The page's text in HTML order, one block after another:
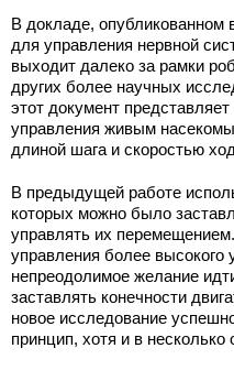
В докладе, опубликованном
для управления нервной
выходит далеко за рамки
других более научных
этот документ
управления живым
длиной шага и скоростью
В предыдущей работе
которых можно было
управлять их
управления более
непреодолимое желание
заставлять конечности
новое исследование
принцип, хотя и в